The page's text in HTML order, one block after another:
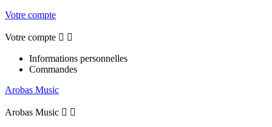
Votre compte
Votre compte  
Informations personnelles
Commandes
Arobas Music
Arobas Music  